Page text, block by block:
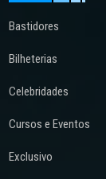
Bastidores
Bilheterias
Celebridades
Cursos e Eventos
Exclusivo